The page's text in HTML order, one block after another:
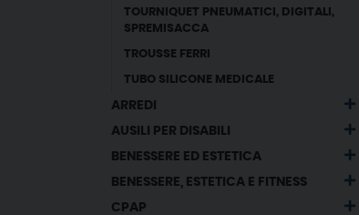
TOURNIQUET PNEUMATICI, DIGITALI,
SPREMISACCA
TROUSSE FERRI
TUBO SILICONE MEDICALE
ARREDI
AUSILI PER DISABILI
BENESSERE ED ESTETICA
BENESSERE, ESTETICA E FITNESS
CPAP